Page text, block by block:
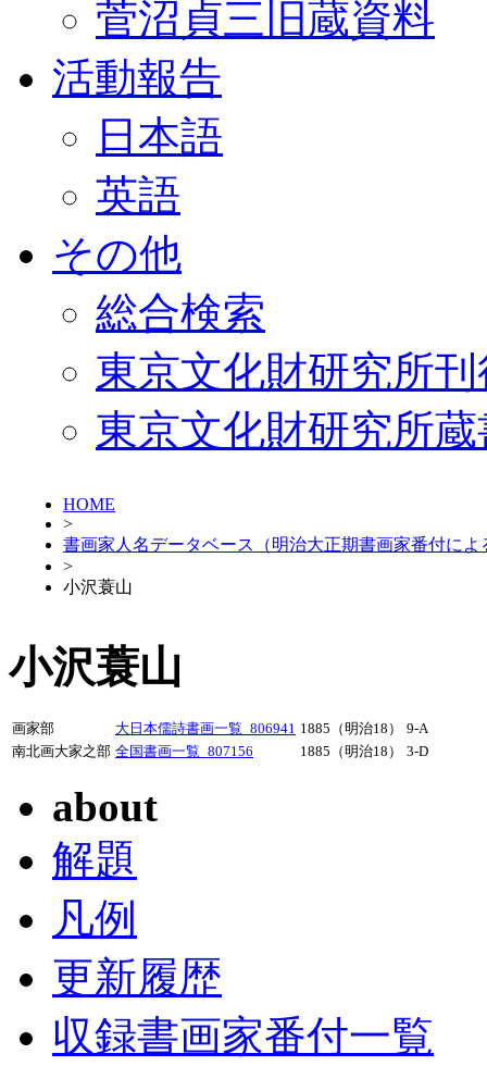
菅沼貞三旧蔵資料
活動報告
日本語
英語
その他
総合検索
東京文化財研究所
東京文化財研究所
HOME
>
書画家人名データベース（明治大正期書画家番付によ
>
小沢蓑山
小沢蓑山
画家部 大日本儒詩書画一覧_806941 1885（明治18）
9-A
南北画大家之部 全国書画一覧_807156 1885（明治18） 3-D
about
解題
凡例
更新履歴
収録書画家番付一覧